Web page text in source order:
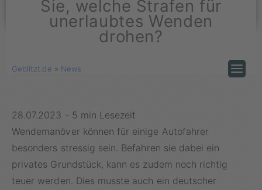
Sie, welche Strafen für
unerlaubtes Wenden
drohen?
Geblitzt.de » News
28.07.2023 - 5 min Lesezeit
Wendemanöver können für einige Autofahrer
besonders stressig sein. Befahren sie dabei ein
privates Grundstück, kann es zudem noch richtig
teuer werden. Dies musste auch ein deutscher